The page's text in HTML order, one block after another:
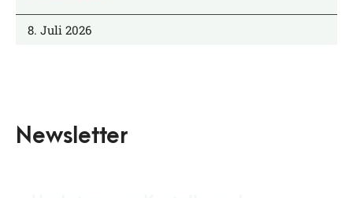
8. Juli 2026
Newsletter